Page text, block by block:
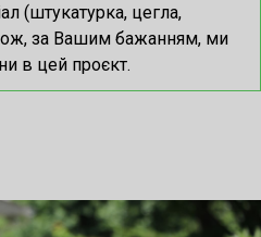
(штукатурка, цегла,
за Вашим бажанням, ми
в цей проєкт.